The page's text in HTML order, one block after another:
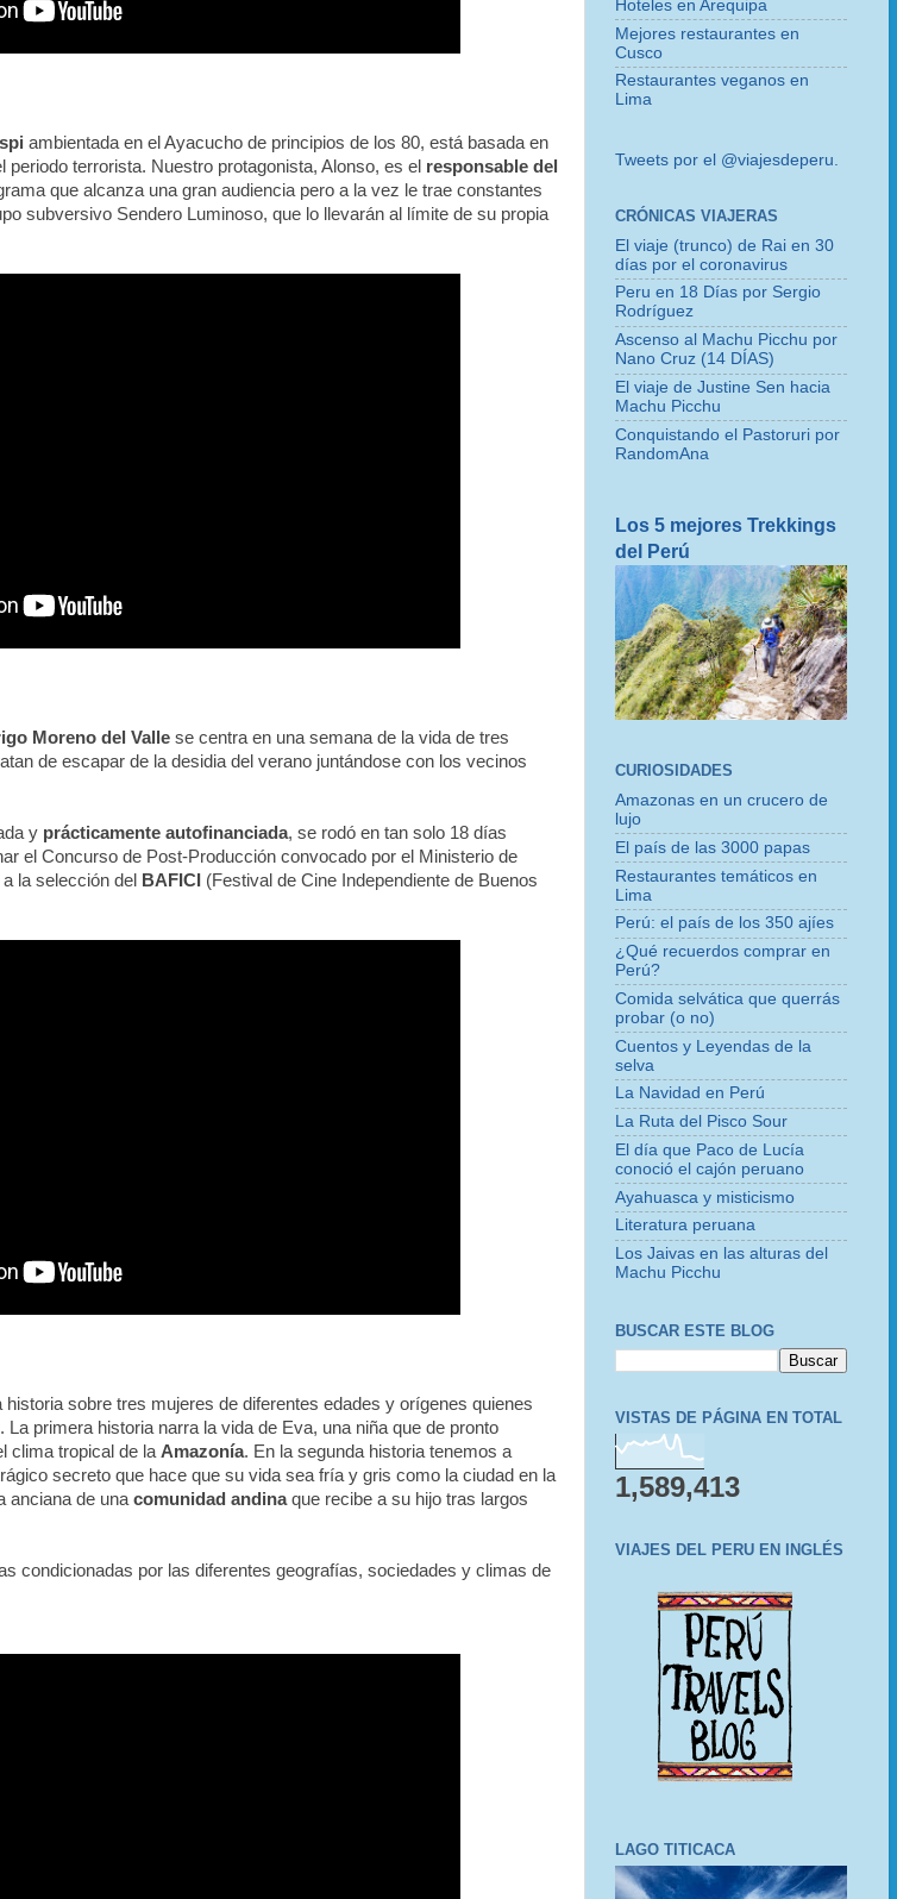
ambientada en el Ayacucho de principios de los 80, está basada en
terrorista. Nuestro protagonista, Alonso, es el responsable del
que alcanza una gran audiencia pero a la vez le trae constantes
subversivo Sendero Luminoso, que lo llevarán al límite de su propia
Moreno del Valle se centra en una semana de la vida de tres
de escapar de la desidia del verano juntándose con los vecinos
y prácticamente autofinanciada, se rodó en tan solo 18 días
el Concurso de Post-Producción convocado por el Ministerio de
la selección del
BAFICI (Festival de Cine Independiente de Buenos
historia sobre tres mujeres de diferentes edades y orígenes quienes
primera historia narra la vida de Eva, una niña que de pronto
clima tropical de la Amazonía. En la segunda historia tenemos a
secreto que hace que su vida sea fría y gris como la ciudad en la
anciana de una comunidad andinaque recibe a su hijo tras largos
condicionadas por las diferentes geografías, sociedades y climas de
Hoteles en Arequipa
Mejores restaurantes en
Cusco
Restaurantes veganos en
Lima
Tweets por el @viajesdeperu.
CRÓNICAS VIAJERAS
El viaje (trunco) de Rai en 30
días por el coronavirus
Peru en 18 Días por Sergio
Rodríguez
Ascenso al Machu Picchu por
Nano Cruz (14 DÍAS)
El viaje de Justine Sen hacia
Machu Picchu
Conquistando el Pastoruri por
RandomAna
Los 5 mejores Trekkings
del Perú
CURIOSIDADES
Amazonas en un crucero de
lujo
El país de las 3000 papas
Restaurantes temáticos en
Lima
Perú: el país de los 350 ajíes
¿Qué recuerdos comprar en
Perú?
Comida selvática que querrás
probar (o no)
Cuentos y Leyendas de la
selva
La Navidad en Perú
La Ruta del Pisco Sour
El día que Paco de Lucía
conoció el cajón peruano
Ayahuasca y misticismo
Literatura peruana
Los Jaivas en las alturas del
Machu Picchu
BUSCAR ESTE BLOG
VISTAS DE PÁGINA EN TOTAL
1,589,413
VIAJES DEL PERU EN INGLÉS
LAGO TITICACA